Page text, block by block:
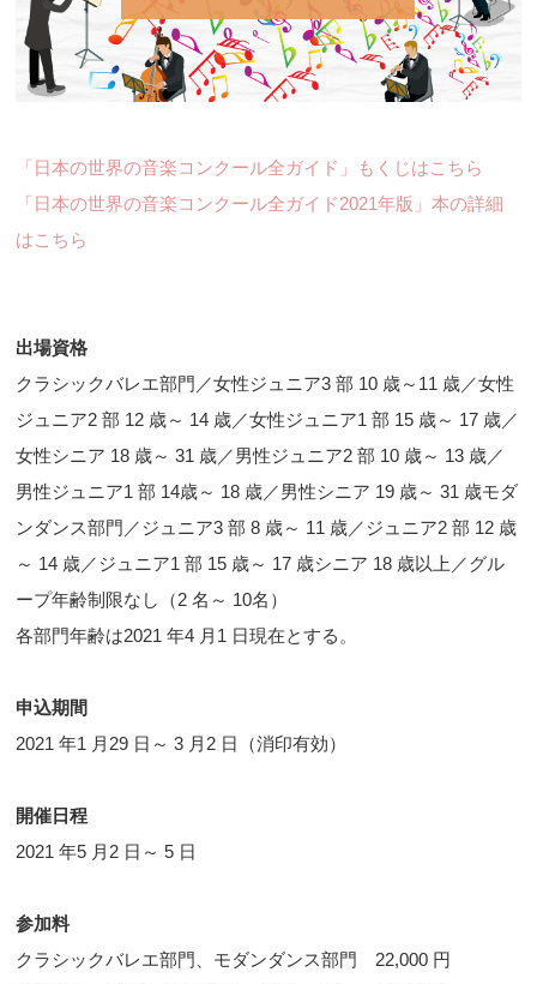
「日本の世界の音楽コンクール全ガイド」もくじはこちら
「日本の世界の音楽コンクール全ガイド2021年版」本の詳細
はこちら
出場資格
クラシックバレエ部門／女性ジュニア3 部 10 歳～11 歳／女性
ジュニア2 部 12 歳～ 14 歳／女性ジュニア1 部 15 歳～ 17 歳／
女性シニア 18 歳～ 31 歳／男性ジュニア2 部 10 歳～ 13 歳／
男性ジュニア1 部 14歳～ 18 歳／男性シニア 19 歳～ 31 歳モダ
ンダンス部門／ジュニア3 部 8 歳～ 11 歳／ジュニア2 部 12 歳
～ 14 歳／ジュニア1 部 15 歳～ 17 歳シニア 18 歳以上／グル
ープ年齢制限なし（2 名～ 10名）
各部門年齢は2021 年4 月1 日現在とする。
申込期間
2021 年1 月29 日～ 3 月2 日（消印有効）
開催日程
2021 年5 月2 日～ 5 日
参加料
クラシックバレエ部門、モダンダンス部門 22,000 円